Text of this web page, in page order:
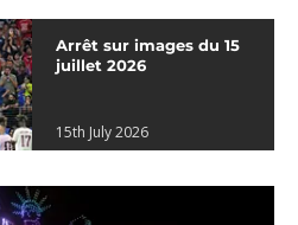
Arrêt sur images du 15
juillet 2026
15th July 2026